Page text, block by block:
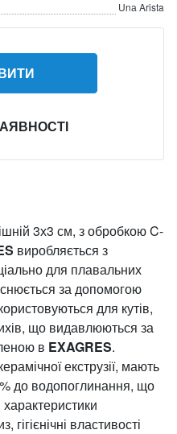
Unа Arista
3х3 см, з обробкою C-
виробляється з
для плавальних
за допомогою
для кутів,
що видавлюються за
в EXAGRES.
екструзії, мають
до водопоглинання, що
властивості